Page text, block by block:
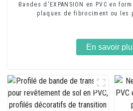
Bandes d'EXPANSION en PVC en
plaques de fibrociment ou les
En savoir